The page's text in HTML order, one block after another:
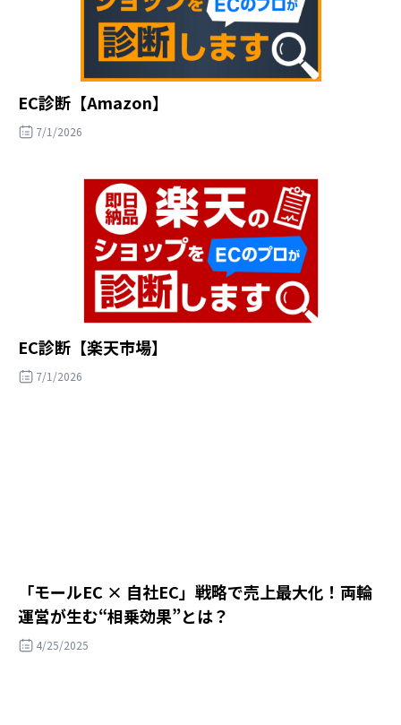
EC診断【Amazon】
7/1/2026
EC診断【楽天市場】
7/1/2026
「モールEC × 自社EC」戦略で売上最大化！両輪
運営が生む“相乗効果”とは？
4/25/2025